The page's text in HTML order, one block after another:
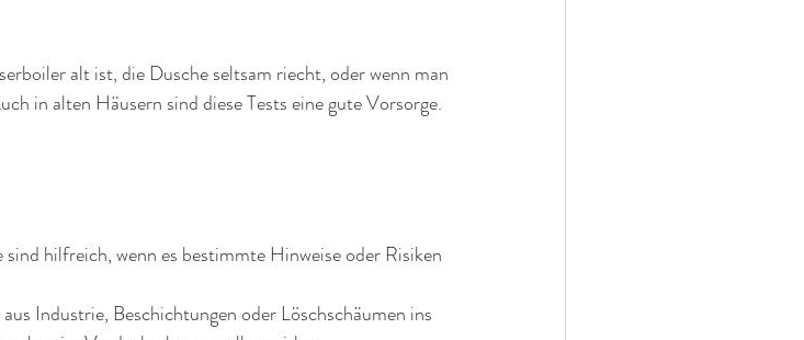
alt ist, die Dusche seltsam riecht, oder wenn man
in alten Häusern sind diese Tests eine gute Vorsorge.
hilfreich, wenn es bestimmte Hinweise oder Risiken
Industrie, Beschichtungen oder Löschschäumen ins